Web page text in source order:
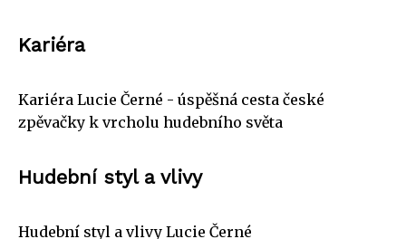
Kariéra
Kariéra Lucie Černé - úspěšná cesta české
zpěvačky k vrcholu hudebního světa
Hudební styl a vlivy
Hudební styl a vlivy Lucie Černé